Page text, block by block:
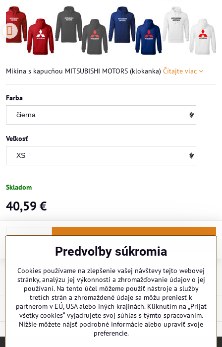
Mikina s kapucňou MITSUBISHI MOTORS (klokanka) Čítajte viac
Farba
Veľkosť
Skladom
40,59 €
Do košíka
Doručenia
Popis
Predvoľby súkromia
Cookies používame na zlepšenie vašej návštevy tejto webovej
stránky, analýzu jej výkonnosti a zhromažďovanie údajov o jej
používaní. Na tento účel môžeme použiť nástroje a služby
tretích strán a zhromaždené údaje sa môžu preniesť k
partnerom v EÚ, USA alebo iných krajinách. Kliknutím na „Prijať
všetky cookies“ vyjadrujete svoj súhlas s týmto spracovaním.
Nižšie môžete nájsť podrobné informácie alebo upraviť svoje
preferencie.